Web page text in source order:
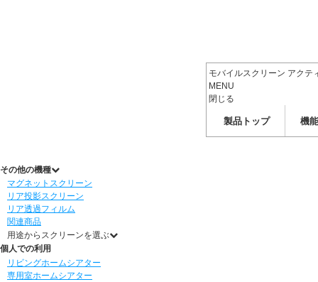
モバイルスクリーン アクテ
MENU
閉じる
製品トップ 機
その他の機種
マグネットスクリーン
リア投影スクリーン
リア透過フィルム
関連商品
用途からスクリーンを選ぶ
個人での利用
リビングホームシアター
専用室ホームシアター